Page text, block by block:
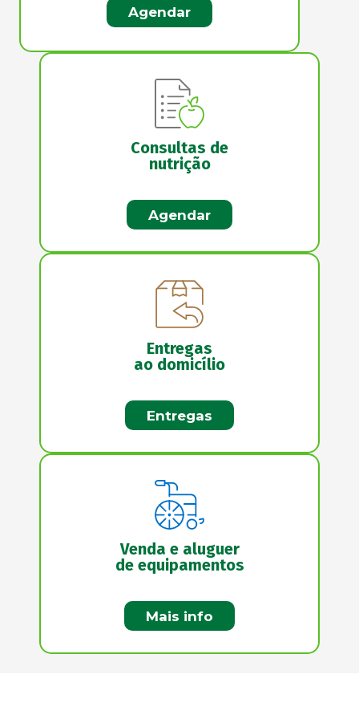
Agendar
Consultas de
nutrição
Agendar
Entregas
ao domicílio
Entregas
Venda e aluguer
de equipamentos
Mais info